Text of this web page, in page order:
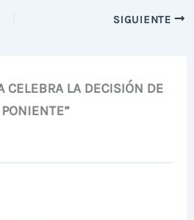
SIGUIENTE
LA DECISIÓN DE